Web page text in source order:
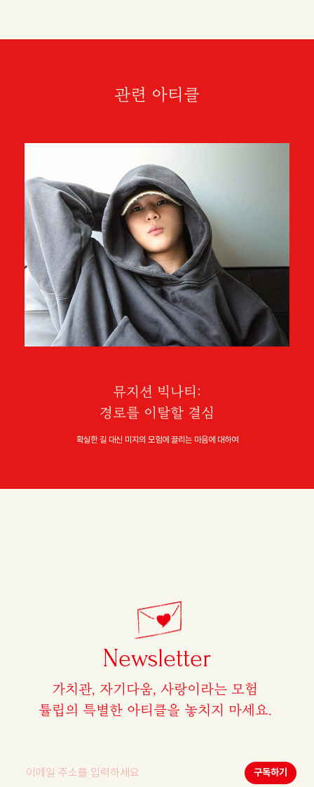
관련 아티클
뮤지션 빅나티:
경로를 이탈할 결심
확실한 길 대신 미지의 모험에 끌리는 마음에 대하여
Newsletter
가치관, 자기다움, 사랑이라는 모험
튤립의 특별한 아티클을 놓치지 마세요.
구독하기